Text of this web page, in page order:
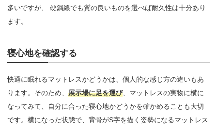
多いですが、 硬鋼線でも質の良いものを選べば耐久性は十分あり
ます。
寝心地を確認する
快適に眠れるマットレスかどうかは、個人的な感じ方の違いもあ
ります。そのため、 展示場に足を運び、マットレスの実物に横に
なってみて、自分に合った寝心地かどうかを確かめることも大切
です。横になった状態で、背骨がS字を描く姿勢になるマットレス